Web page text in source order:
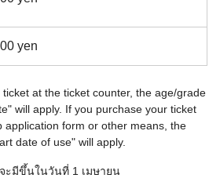
yen
at the ticket counter, the age/grade
will apply. If you purchase your ticket
application form or other means, the
date of use" will apply.
ะมีขึ้นในวันที่ 1 เมษายน